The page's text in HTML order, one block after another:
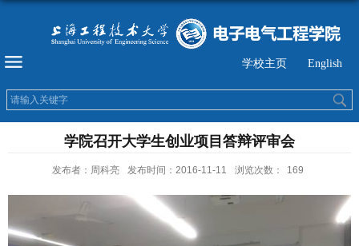
学校主页 English
学院召开大学生创业项目答辩评审会
发布者：周科亮 发布时间：2016-11-11 浏览次数： 169